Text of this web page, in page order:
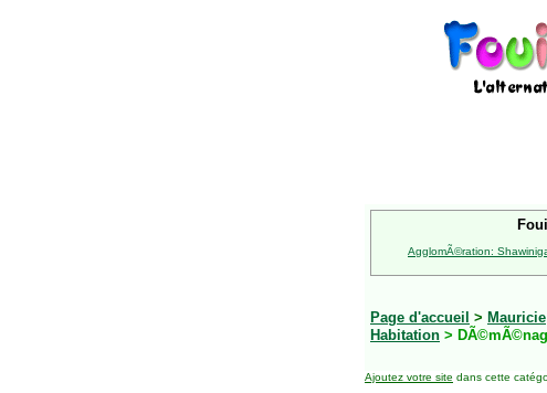
AgglomÃ©ration:
Page d'accueil > Mauricie
Habitation >
Ajoutez votre site dans cette